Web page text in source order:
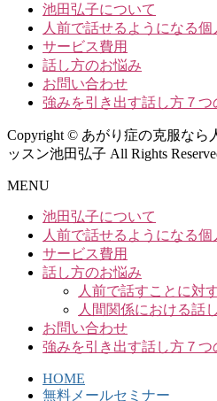
池田弘子について
人前で話せるようになる個
サービス費用
話し方のお悩み
お問い合わせ
強みを引き出す話し方７つ
Copyright © あがり症の克服なら
ッスン池田弘子 All Rights
MENU
池田弘子について
人前で話せるようになる個
サービス費用
話し方のお悩み
人前で話すことに対
人間関係における話
お問い合わせ
強みを引き出す話し方７つ
HOME
無料メールセミナー